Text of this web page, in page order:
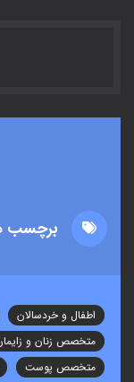
برچسب
اطفال و خردسالان
متخصص زنان و
متخصص پوست